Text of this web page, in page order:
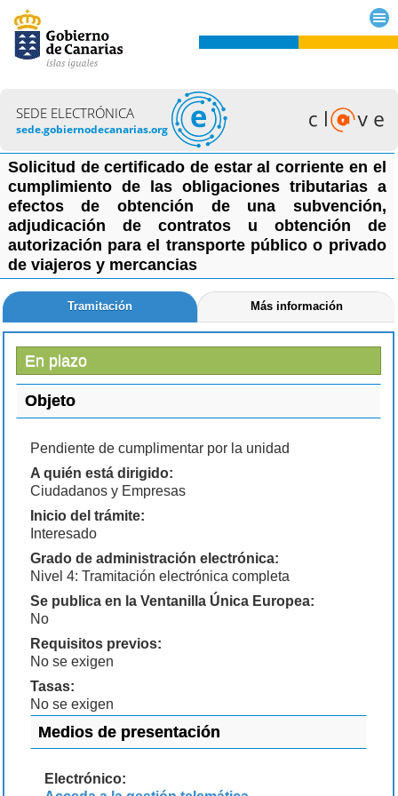
SEDE ELECTRÓNICA
sede.gobiernodecanarias.org
Solicitud de certificado de estar al corriente en el
cumplimiento de las obligaciones tributarias a
efectos de obtención de una subvención,
adjudicación de contratos u obtención de
autorización para el transporte público o privado
de viajeros y mercancias
Tramitación Más información
En plazo
Objeto
Pendiente de cumplimentar por la unidad
A quién está dirigido:
Ciudadanos y Empresas
Inicio del trámite:
Interesado
Grado de administración electrónica:
Nivel 4: Tramitación electrónica completa
Se publica en la Ventanilla Única Europea:
No
Requisitos previos:
No se exigen
Tasas:
No se exigen
Medios de presentación
Electrónico: